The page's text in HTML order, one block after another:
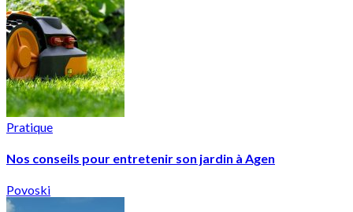
Pratique
Nos conseils pour entretenir son jardin à Agen
Povoski